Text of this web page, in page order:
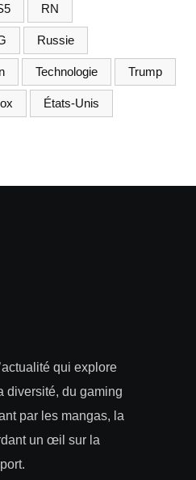
RN
Russie
Technologie Trump
États-Unis
qui explore
diversité, du gaming
par les mangas, la
un œil sur la